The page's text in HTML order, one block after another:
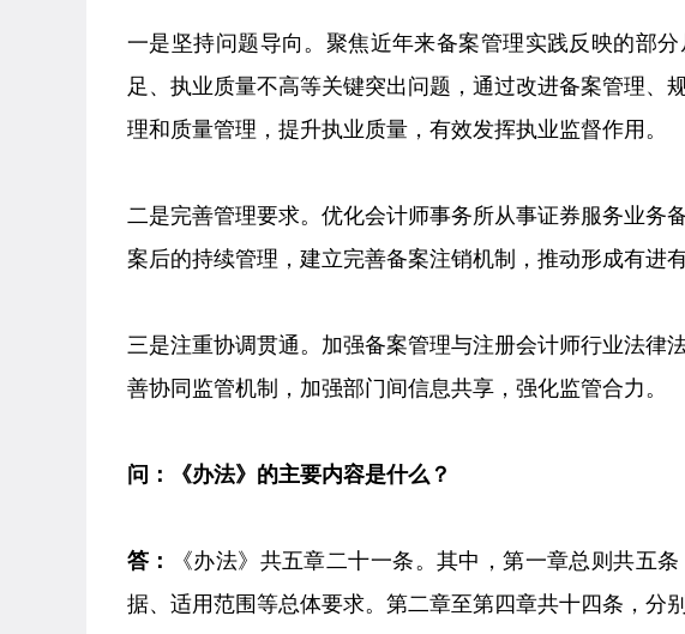
一是坚持问题导向。聚焦近年来备案管理实践反映的部
足、执业质量不高等关键突出问题，通过改进备案管理、
理和质量管理，提升执业质量，有效发挥执业监督作用。
二是完善管理要求。优化会计师事务所从事证券服务业务
案后的持续管理，建立完善备案注销机制，推动形成有进
三是注重协调贯通。加强备案管理与注册会计师行业法律
善协同监管机制，加强部门间信息共享，强化监管合力。
问：《办法》的主要内容是什么？
答：
《办法》共五章二十一条。其中，第一章总则共五
据、适用范围等总体要求。第二章至第四章共十四条，分